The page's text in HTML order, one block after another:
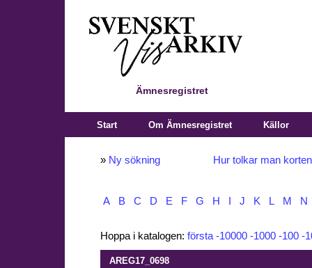
Ämnesregistret
Start Om Ämnesregistret Källor
» Ny sökning Hur tolkar man
A B C D E F G H J K L M N
Hoppa i katalogen: första -10000 -1000 -100 -
AREG17_0698